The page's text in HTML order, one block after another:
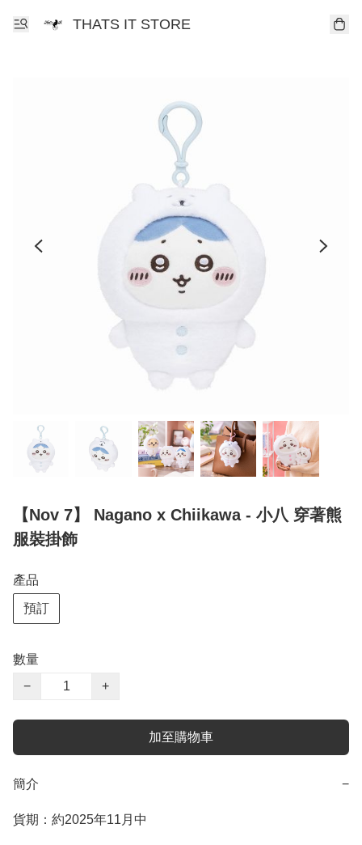
THATS IT STORE
【Nov 7】 Nagano x Chiikawa - 小八 穿著熊
服裝掛飾
產品
預訂
數量
−
+
加至購物車
簡介 −
貨期：約2025年11月中